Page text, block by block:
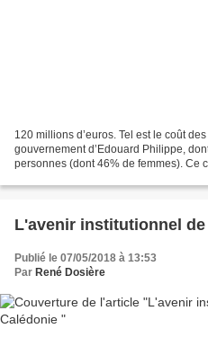
120 millions d’euros. Tel est le coût
gouvernement d’Edouard Philippe,
personnes (dont 46% de femmes). Ce
L'avenir institutionnel
Publié le 07/05/2018 à 13:53
Par René Dosière